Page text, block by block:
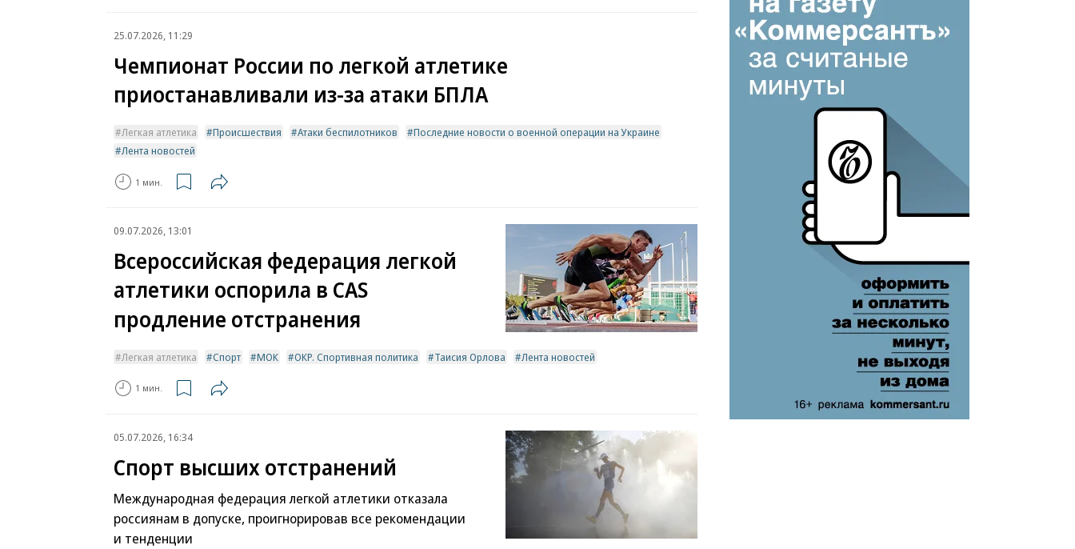
25.07.2026, 11:29
Чемпионат России по легкой атлетике
приостанавливали из-за атаки БПЛА
Легкая атлетика Происшествия Атаки беспилотников
Последние новости о военной операции на Украине
Лента новостей
1 мин.
09.07.2026, 13:01
Всероссийская федерация легкой
атлетики оспорила в CAS
продление отстранения
Легкая атлетика Спорт МОК ОКР. Спортивная политика Таисия Орлова Лента новостей
1 мин.
05.07.2026, 16:34
Спорт высших отстранений
Международная федерация легкой атлетики отказала
россиянам в допуске, проигнорировав все рекомендации
и тенденции